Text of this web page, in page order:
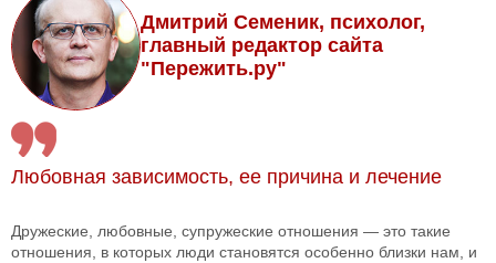
Дмитрий Семеник, психолог,
главный редактор сайта
"Пережить.ру"
Любовная зависимость, ее причина и лечение
Дружеские, любовные, супружеские отношения — это такие
отношения, в которых люди становятся особенно близки нам, и